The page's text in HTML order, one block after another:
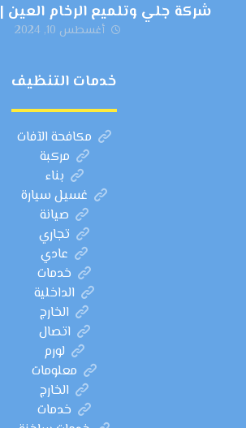
شركة جلي وتلميع الرخام العين |0545307678
أغسطس 10, 2024
خدمات التنظيف
مكافحة الآفات
مركبة
بناء
غسيل سيارة
صيانة
تجاري
عادي
خدمات
الداخلية
الخارج
اتصال
لورم
معلومات
الخارج
خدمات